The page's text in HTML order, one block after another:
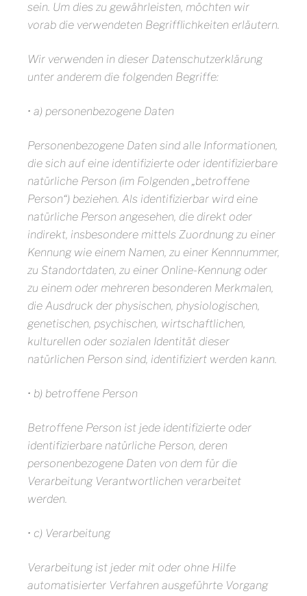
sein. Um dies zu gewährleisten, möchten wir
vorab die verwendeten Begrifflichkeiten erläutern.
Wir verwenden in dieser Datenschutzerklärung
unter anderem die folgenden Begriffe:
• a) personenbezogene Daten
Personenbezogene Daten sind alle Informationen,
die sich auf eine identifizierte oder identifizierbare
natürliche Person (im Folgenden „betroffene
Person“) beziehen. Als identifizierbar wird eine
natürliche Person angesehen, die direkt oder
indirekt, insbesondere mittels Zuordnung zu einer
Kennung wie einem Namen, zu einer Kennnummer,
zu Standortdaten, zu einer Online-Kennung oder
zu einem oder mehreren besonderen Merkmalen,
die Ausdruck der physischen, physiologischen,
genetischen, psychischen, wirtschaftlichen,
kulturellen oder sozialen Identität dieser
natürlichen Person sind, identifiziert werden kann.
• b) betroffene Person
Betroffene Person ist jede identifizierte oder
identifizierbare natürliche Person, deren
personenbezogene Daten von dem für die
Verarbeitung Verantwortlichen verarbeitet
werden.
• c) Verarbeitung
Verarbeitung ist jeder mit oder ohne Hilfe
automatisierter Verfahren ausgeführte Vorgang